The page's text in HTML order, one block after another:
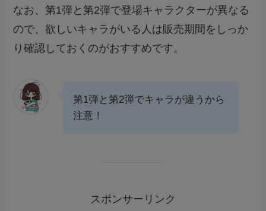
なお、第1弾と第2弾で登場キャラクターが異なる
ので、欲しいキャラがいる人は販売期間をしっか
り確認しておくのがおすすめです。
第1弾と第2弾でキャラが違うから
注意！
スポンサーリンク